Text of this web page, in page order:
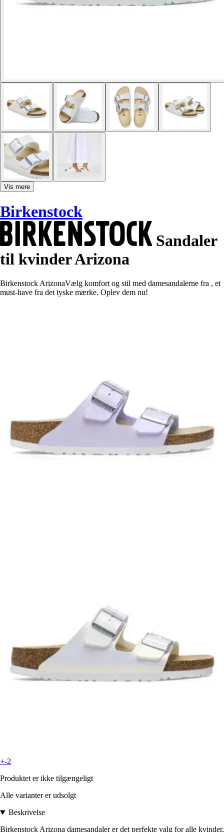
Vis mere
Birkenstock
Sandaler
til kvinder Arizona
Birkenstock ArizonaVælg komfort og stil med damesandalerne fra , et
must-have fra det tyske mærke. Oplev dem nu!
+-2
Produktet er ikke tilgængeligt
Alle varianter er udsolgt
Beskrivelse
Birkenstock Arizona damesandaler er det perfekte valg for alle kvinder,